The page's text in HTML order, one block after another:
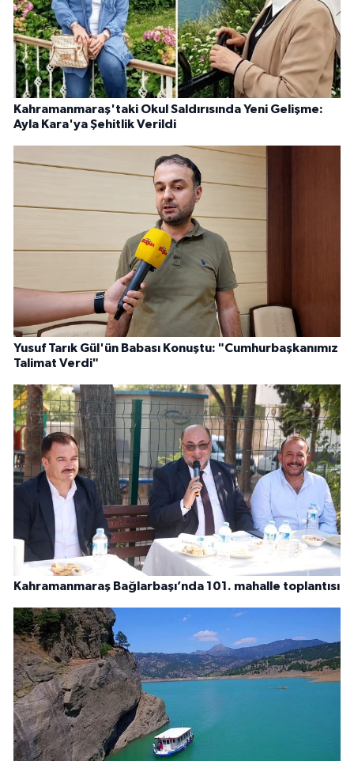
Kahramanmaraş'taki Okul Saldırısında Yeni Gelişme:
Ayla Kara'ya Şehitlik Verildi
Yusuf Tarık Gül'ün Babası Konuştu: "Cumhurbaşkanımız
Talimat Verdi"
Kahramanmaraş Bağlarbaşı’nda 101. mahalle toplantısı